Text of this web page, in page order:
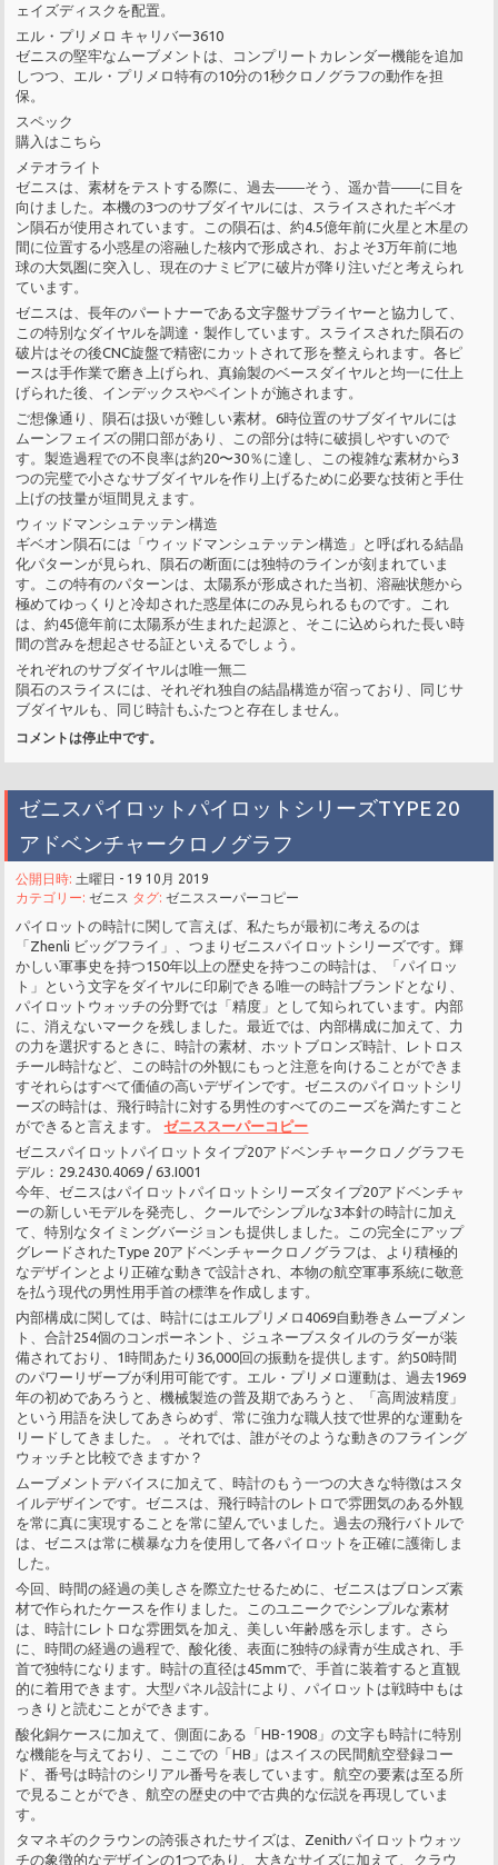
ェイズディスクを配置。
エル・プリメロ キャリバー3610
ゼニスの堅牢なムーブメントは、コンプリートカレンダー機能を追加
しつつ、エル・プリメロ特有の10分の1秒クロノグラフの動作を担
保。
スペック
購入はこちら
メテオライト
ゼニスは、素材をテストする際に、過去――そう、遥か昔――に目を
向けました。本機の3つのサブダイヤルには、スライスされたギベオ
ン隕石が使用されています。この隕石は、約4.5億年前に火星と木星の
間に位置する小惑星の溶融した核内で形成され、およそ3万年前に地
球の大気圏に突入し、現在のナミビアに破片が降り注いだと考えられ
ています。
ゼニスは、長年のパートナーである文字盤サプライヤーと協力して、
この特別なダイヤルを調達・製作しています。スライスされた隕石の
破片はその後CNC旋盤で精密にカットされて形を整えられます。各ピ
ースは手作業で磨き上げられ、真鍮製のベースダイヤルと均一に仕上
げられた後、インデックスやペイントが施されます。
ご想像通り、隕石は扱いが難しい素材。6時位置のサブダイヤルには
ムーンフェイズの開口部があり、この部分は特に破損しやすいので
す。製造過程での不良率は約20〜30％に達し、この複雑な素材から3
つの完璧で小さなサブダイヤルを作り上げるために必要な技術と手仕
上げの技量が垣間見えます。
ウィッドマンシュテッテン構造
ギベオン隕石には「ウィッドマンシュテッテン構造」と呼ばれる結晶
化パターンが見られ、隕石の断面には独特のラインが刻まれていま
す。この特有のパターンは、太陽系が形成された当初、溶融状態から
極めてゆっくりと冷却された惑星体にのみ見られるものです。これ
は、約45億年前に太陽系が生まれた起源と、そこに込められた長い時
間の営みを想起させる証といえるでしょう。
それぞれのサブダイヤルは唯一無二
隕石のスライスには、それぞれ独自の結晶構造が宿っており、同じサ
ブダイヤルも、同じ時計もふたつと存在しません。
コメントは停止中です。
ゼニスパイロットパイロットシリーズTYPE 20
アドベンチャークロノグラフ
公開日時: 土曜日 - 19 10月 2019
カテゴリー:ゼニス タグ:ゼニススーパーコピー
パイロットの時計に関して言えば、私たちが最初に考えるのは
「Zhenli ビッグフライ」、つまりゼニスパイロットシリーズです。輝
かしい軍事史を持つ150年以上の歴史を持つこの時計は、「パイロッ
ト」という文字をダイヤルに印刷できる唯一の時計ブランドとなり、
パイロットウォッチの分野では「精度」として知られています。内部
に、消えないマークを残しました。最近では、内部構成に加えて、力
の力を選択するときに、時計の素材、ホットブロンズ時計、レトロス
チール時計など、この時計の外観にもっと注意を向けることができま
すそれらはすべて価値の高いデザインです。ゼニスのパイロットシリ
ーズの時計は、飛行時計に対する男性のすべてのニーズを満たすこと
ができると言えます。ゼニススーパーコピー
ゼニスパイロットパイロットタイプ20アドベンチャークロノグラフモ
デル：29.2430.4069 / 63.I001
今年、ゼニスはパイロットパイロットシリーズタイプ20アドベンチャ
ーの新しいモデルを発売し、クールでシンプルな3本針の時計に加え
て、特別なタイミングバージョンも提供しました。この完全にアップ
グレードされたType 20アドベンチャークロノグラフは、より積極的
なデザインとより正確な動きで設計され、本物の航空軍事系統に敬意
を払う現代の男性用手首の標準を作成します。
内部構成に関しては、時計にはエルプリメロ4069自動巻きムーブメン
ト、合計254個のコンポーネント、ジュネーブスタイルのラダーが装
備されており、1時間あたり36,000回の振動を提供します。約50時間
のパワーリザーブが利用可能です。エル・プリメロ運動は、過去1969
年の初めであろうと、機械製造の普及期であろうと、「高周波精度」
という用語を決してあきらめず、常に強力な職人技で世界的な運動を
リードしてきました。 。それでは、誰がそのような動きのフライング
ウォッチと比較できますか？
ムーブメントデバイスに加えて、時計のもう一つの大きな特徴はスタ
イルデザインです。ゼニスは、飛行時計のレトロで雰囲気のある外観
を常に真に実現することを常に望んでいました。過去の飛行バトルで
は、ゼニスは常に横暴な力を使用して各パイロットを正確に護衛しま
した。
今回、時間の経過の美しさを際立たせるために、ゼニスはブロンズ素
材で作られたケースを作りました。このユニークでシンプルな素材
は、時計にレトロな雰囲気を加え、美しい年齢感を示します。さら
に、時間の経過の過程で、酸化後、表面に独特の緑青が生成され、手
首で独特になります。時計の直径は45mmで、手首に装着すると直観
的に着用できます。大型パネル設計により、パイロットは戦時中もは
っきりと読むことができます。
酸化銅ケースに加えて、側面にある「HB-1908」の文字も時計に特別
な機能を与えており、ここでの「HB」はスイスの民間航空登録コー
ド、番号は時計のシリアル番号を表しています。航空の要素は至る所
で見ることができ、航空の歴史の中で古典的な伝説を再現していま
す。
タマネギのクラウンの誇張されたサイズは、Zenithパイロットウォッ
チの象徴的なデザインの1つであり、大きなサイズに加えて、クラウ